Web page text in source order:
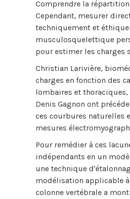
Comprendre la
Cependant, mesurer
techniquement et
musculosquelettique
pour estimer les charges
Christian Larivière,
charges en fonction des
lombaires et thoraciques,
Denis Gagnon ont
ces courbures naturelles
mesures
Pour remédier à ces
indépendants en un
une technique
modélisation applicable
colonne vertébrale a